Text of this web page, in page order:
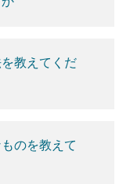
教えてくだ
のを教えて